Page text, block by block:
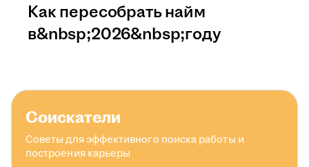
Как пересобрать найм
в&nbsp;2026&nbsp;году
Соискатели
Советы для эффективного поиска работы и
построения карьеры